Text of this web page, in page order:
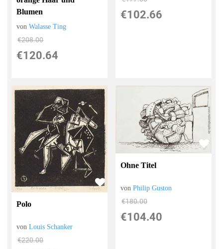
Blumen
vonWalasse Ting
€208.00
€120.64
€102.66
Polo
vonLouis Schanker
€220.00
Ohne Titel
vonPhilip Guston
€180.00
€104.40